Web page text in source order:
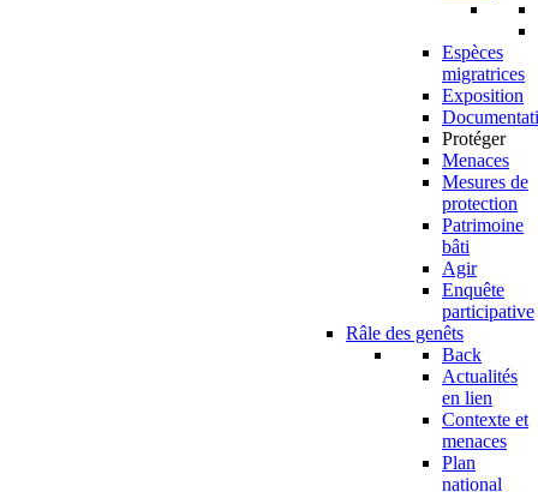
Espèces
migratrices
Exposition
Protéger
Menaces
Mesures de
protection
Patrimoine
bâti
Agir
Enquête
participative
Râle des genêts
Back
Actualités
en lien
Contexte et
menaces
Plan
national